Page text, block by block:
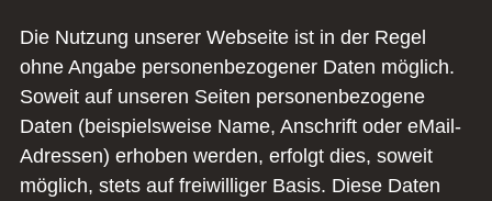
Die Nutzung unserer Webseite ist in der Regel
ohne Angabe personenbezogener Daten möglich.
Soweit auf unseren Seiten personenbezogene
Daten (beispielsweise Name, Anschrift oder eMail-
Adressen) erhoben werden, erfolgt dies, soweit
möglich, stets auf freiwilliger Basis. Diese Daten